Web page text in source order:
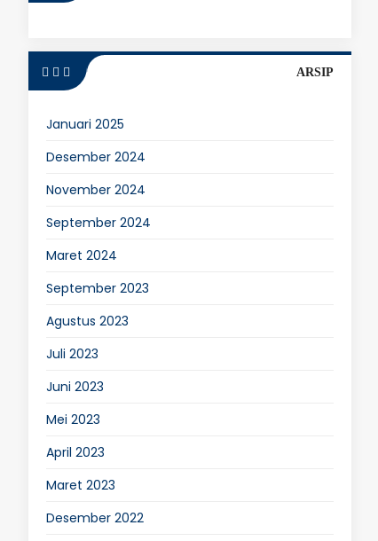
ARSIP
Januari 2025
Desember 2024
November 2024
September 2024
Maret 2024
September 2023
Agustus 2023
Juli 2023
Juni 2023
Mei 2023
April 2023
Maret 2023
Desember 2022